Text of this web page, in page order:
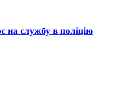
на службу в поліцію